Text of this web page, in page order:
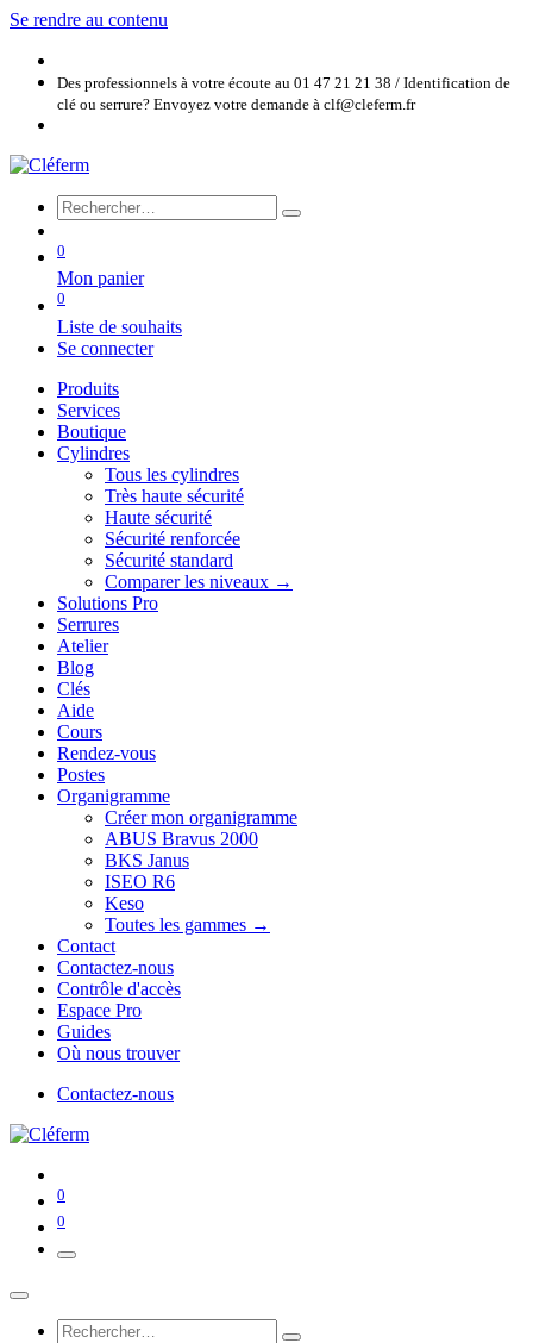
Se rendre au contenu
Des professionnels à votre écoute au 01 47 21 21 38 / Identification de
clé ou serrure? Envoyez votre demande à clf@cleferm.fr
0
Mon panier
0
Liste de souhaits
Se connecter
Produits
Services
Boutique
Cylindres
Tous les cylindres
Très haute sécurité
Haute sécurité
Sécurité renforcée
Sécurité standard
Comparer les niveaux →
Solutions Pro
Serrures
Atelier
Blog
Clés
Aide
Cours
Rendez-vous
Postes
Organigramme
Créer mon organigramme
ABUS Bravus 2000
BKS Janus
ISEO R6
Keso
Toutes les gammes →
Contact
Contactez-nous
Contrôle d'accès
Espace Pro
Guides
Où nous trouver
Contactez-nous
0
0